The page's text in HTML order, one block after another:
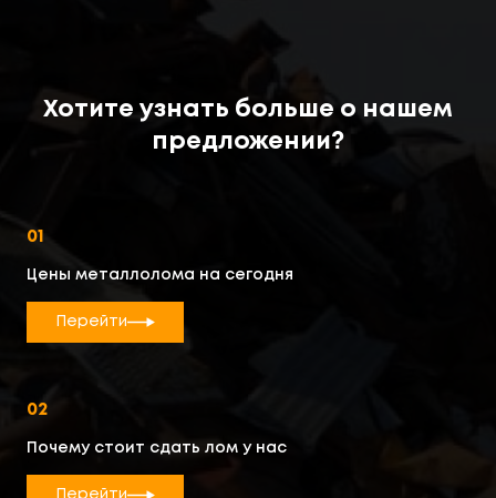
Хотите узнать больше о нашем
предложении?
01
Цены металлолома на сегодня
Перейти
02
Почему стоит сдать лом у нас
Перейти